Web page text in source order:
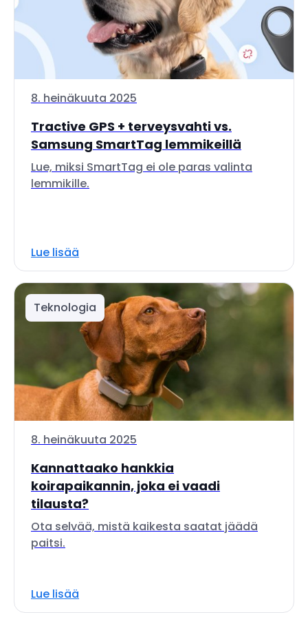
8. heinäkuuta 2025
Tractive GPS + terveysvahti vs.
Samsung SmartTag lemmikeillä
Lue, miksi SmartTag ei ole paras valinta
lemmikille.
Lue lisää
Teknologia
8. heinäkuuta 2025
Kannattaako hankkia
koirapaikannin, joka ei vaadi
tilausta?
Ota selvää, mistä kaikesta saatat jäädä
paitsi.
Lue lisää